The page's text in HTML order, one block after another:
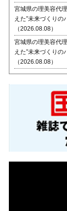
宮城県の理美容代
えた”未来づくりの
（2026.08.08）
宮城県の理美容代
えた”未来づくりの
（2026.08.08）